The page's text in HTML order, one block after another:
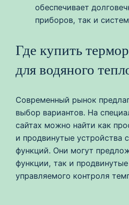
обеспечивает
приборов, так и
Где купить
для водяного
Современный рынок
выбор вариантов. На
сайтах можно найти как
и продвинутые устройства
функций. Они могут
функции, так и
управляемого контроля